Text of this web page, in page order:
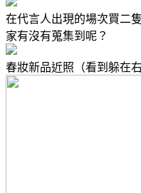
在代言人出現的場次買二
家有沒有蒐集到呢？
春妝新品近照（看到躲在